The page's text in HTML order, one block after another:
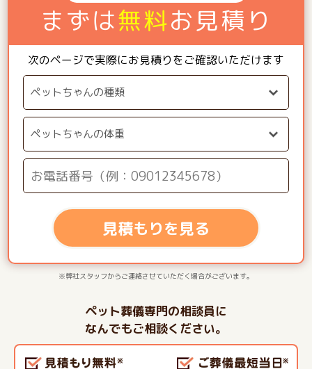
まずは無料お見積り
次のページで実際にお見積りをご確認いただけます
見積もりを見る
※弊社スタッフからご連絡させていただく場合がございます。
ペット葬儀専門の相談員に
なんでもご相談ください。